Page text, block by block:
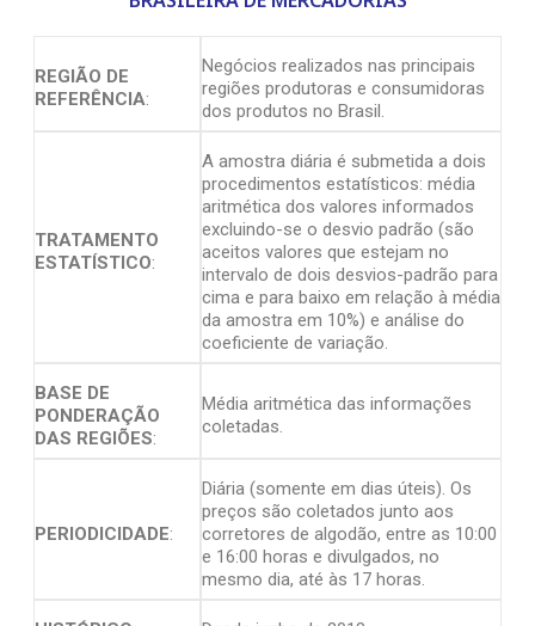
REGIÃO DE
REFERÊNCIA:
Negócios realizados nas principais
regiões produtoras e consumidoras
dos produtos no Brasil.
TRATAMENTO
ESTATÍSTICO:
A amostra diária é submetida a dois
procedimentos estatísticos: média
aritmética dos valores informados
excluindo-se o desvio padrão (são
aceitos valores que estejam no
intervalo de dois desvios-padrão para
cima e para baixo em relação à média
da amostra em 10%) e análise do
coeficiente de variação.
BASE DE
PONDERAÇÃO
DAS REGIÕES:
Média aritmética das informações
coletadas.
PERIODICIDADE:
Diária (somente em dias úteis). Os
preços são coletados junto aos
corretores de algodão, entre as 10:00
e 16:00 horas e divulgados, no
mesmo dia, até às 17 horas.